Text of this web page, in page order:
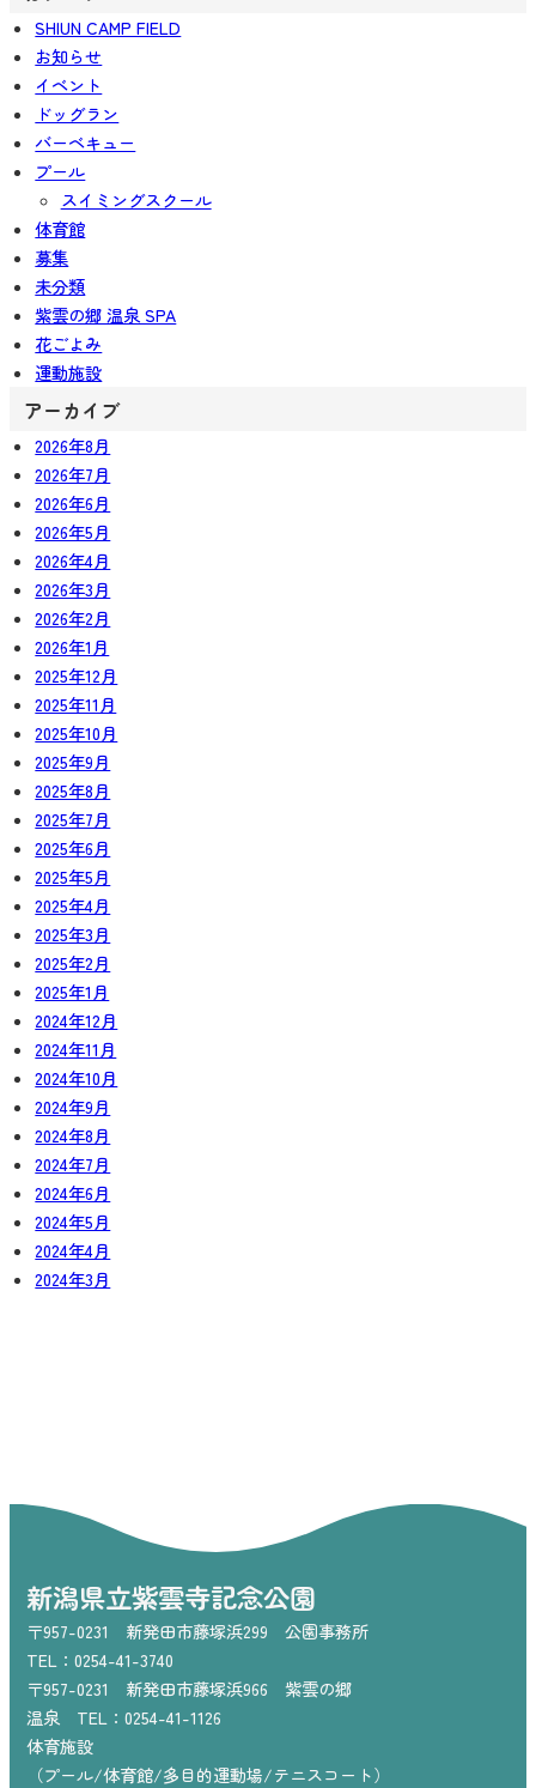
SHIUN CAMP FIELD
お知らせ
イベント
ドッグラン
バーベキュー
プール
スイミングスクール
体育館
募集
未分類
紫雲の郷 温泉 SPA
花ごよみ
運動施設
アーカイブ
2026年8月
2026年7月
2026年6月
2026年5月
2026年4月
2026年3月
2026年2月
2026年1月
2025年12月
2025年11月
2025年10月
2025年9月
2025年8月
2025年7月
2025年6月
2025年5月
2025年4月
2025年3月
2025年2月
2025年1月
2024年12月
2024年11月
2024年10月
2024年9月
2024年8月
2024年7月
2024年6月
2024年5月
2024年4月
2024年3月
新潟県立紫雲寺記念公園
〒957-0231 新発田市藤塚浜299 公園事務所
TEL：0254-41-3740
〒957-0231 新発田市藤塚浜966 紫雲の郷
温泉 TEL：0254-41-1126
体育施設
（プール/体育館/多目的運動場/テニスコート）